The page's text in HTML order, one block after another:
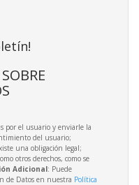
por el usuario y enviarle la
del usuario;
una obligación legal;
otros derechos, como se
Adicional: Puede
de Datos en nuestra Política